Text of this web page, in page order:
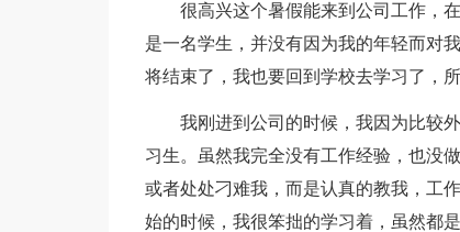
很高兴这个暑假能来到公司工作，
是一名学生，并没有因为我的年轻而对
将结束了，我也要回到学校去学习了，
我刚进到公司的时候，我因为比较
习生。虽然我完全没有工作经验，也没
或者处处刁难我，而是认真的教我，工
始的时候，我很笨拙的学习着，虽然都